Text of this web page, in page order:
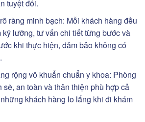
tuyệt đối.
ràng minh bạch: Mỗi khách hàng đều
kỹ lưỡng, tư vấn chi tiết từng bước và
khi thực hiện, đảm bảo không có
rộng vô khuẩn chuẩn y khoa: Phòng
sẽ, an toàn và thân thiện phù hợp cả
khách hàng lo lắng khi đi khám